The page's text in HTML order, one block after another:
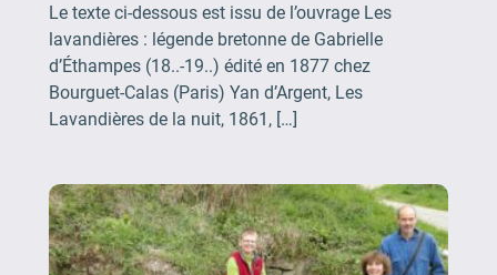
Le texte ci-dessous est issu de l’ouvrage Les
lavandières : légende bretonne de Gabrielle
d’Éthampes (18..-19..) édité en 1877 chez
Bourguet-Calas (Paris) Yan d’Argent, Les
Lavandières de la nuit, 1861, […]